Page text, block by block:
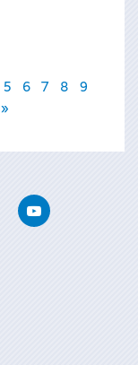
5 6 7 8
9
Youtube